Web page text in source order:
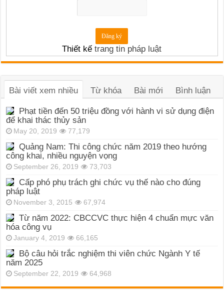
Thiết kếtrang tin pháp luật
Bài viết xem nhiều Từ khóa Bài mới Bình luận
Phạt tiền đến 50 triệu đồng với hành vi sử dụng điện
để khai thác thủy sản
May 20, 2019 77,179
Quảng Nam: Thi công chức năm 2019 theo hướng
công khai, nhiều nguyện vọng
September 26, 2019 73,703
Cấp phó phụ trách ghi chức vụ thế nào cho đúng
pháp luật
November 3, 2015 67,974
Từ năm 2022: CBCCVC thực hiện 4 chuẩn mực văn
hóa công vụ
January 4, 2019 66,165
Bộ câu hỏi trắc nghiệm thi viên chức Ngành Y tế
năm 2025
September 22, 2019 64,968